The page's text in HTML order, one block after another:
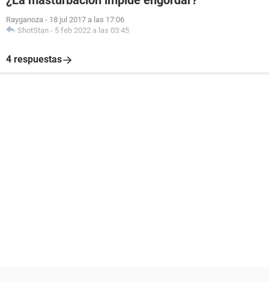
Rayganoza - 18 jul 2017 a las 17:06
ShotStan - 5 feb 2022 a las 03:45
4 respuestas